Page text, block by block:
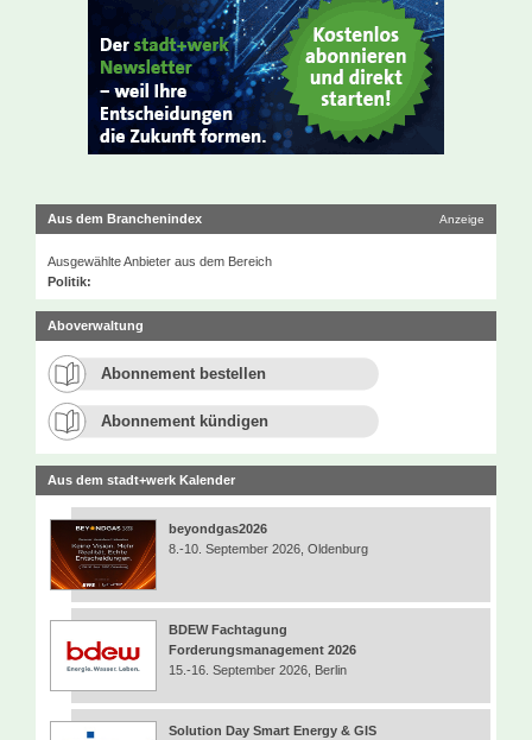
Aus dem Branchenindex Anzeige
Ausgewählte Anbieter aus dem Bereich
Politik:
Aboverwaltung
Abonnement bestellen
Abonnement kündigen
Aus dem stadt+werk Kalender
beyondgas2026
8.-10. September 2026, Oldenburg
BDEW Fachtagung
Forderungsmanagement 2026
15.-16. September 2026, Berlin
Solution Day Smart Energy & GIS